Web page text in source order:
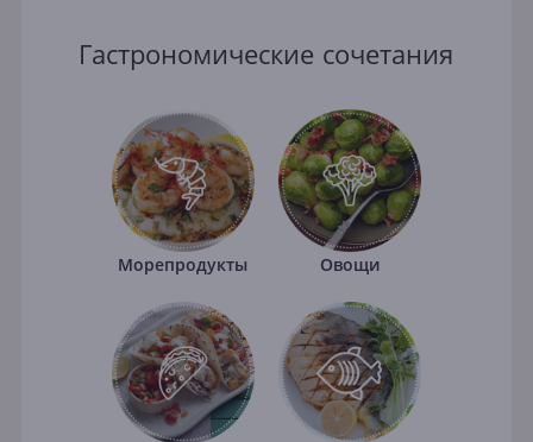
Гастрономические сочетания
Морепродукты Овощи